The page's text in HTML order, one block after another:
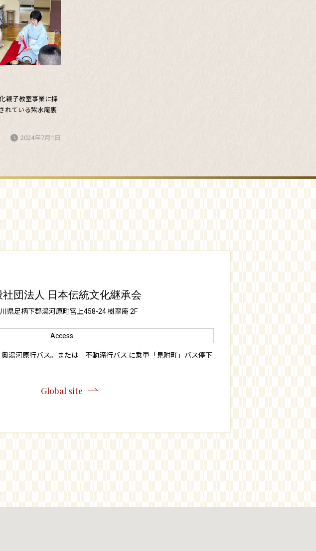
親子教室事業に採
れている紫水庵裏
2024年7月1日
社団法人 日本伝統文化継承会
県足柄下郡湯河原町宮上458-24 樹翠庵 2F
Access
湯河原行バス。または 不動滝行バス に乗車「見附町」バス停下
Global site